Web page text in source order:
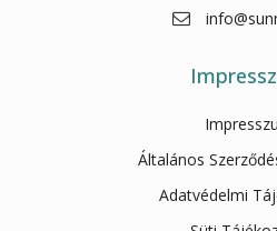
Általános
Adatvédelmi